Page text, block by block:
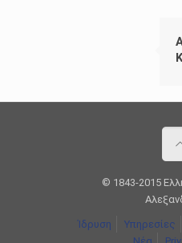
© 1843-2015
Ίδρυση Υπηρεσίες